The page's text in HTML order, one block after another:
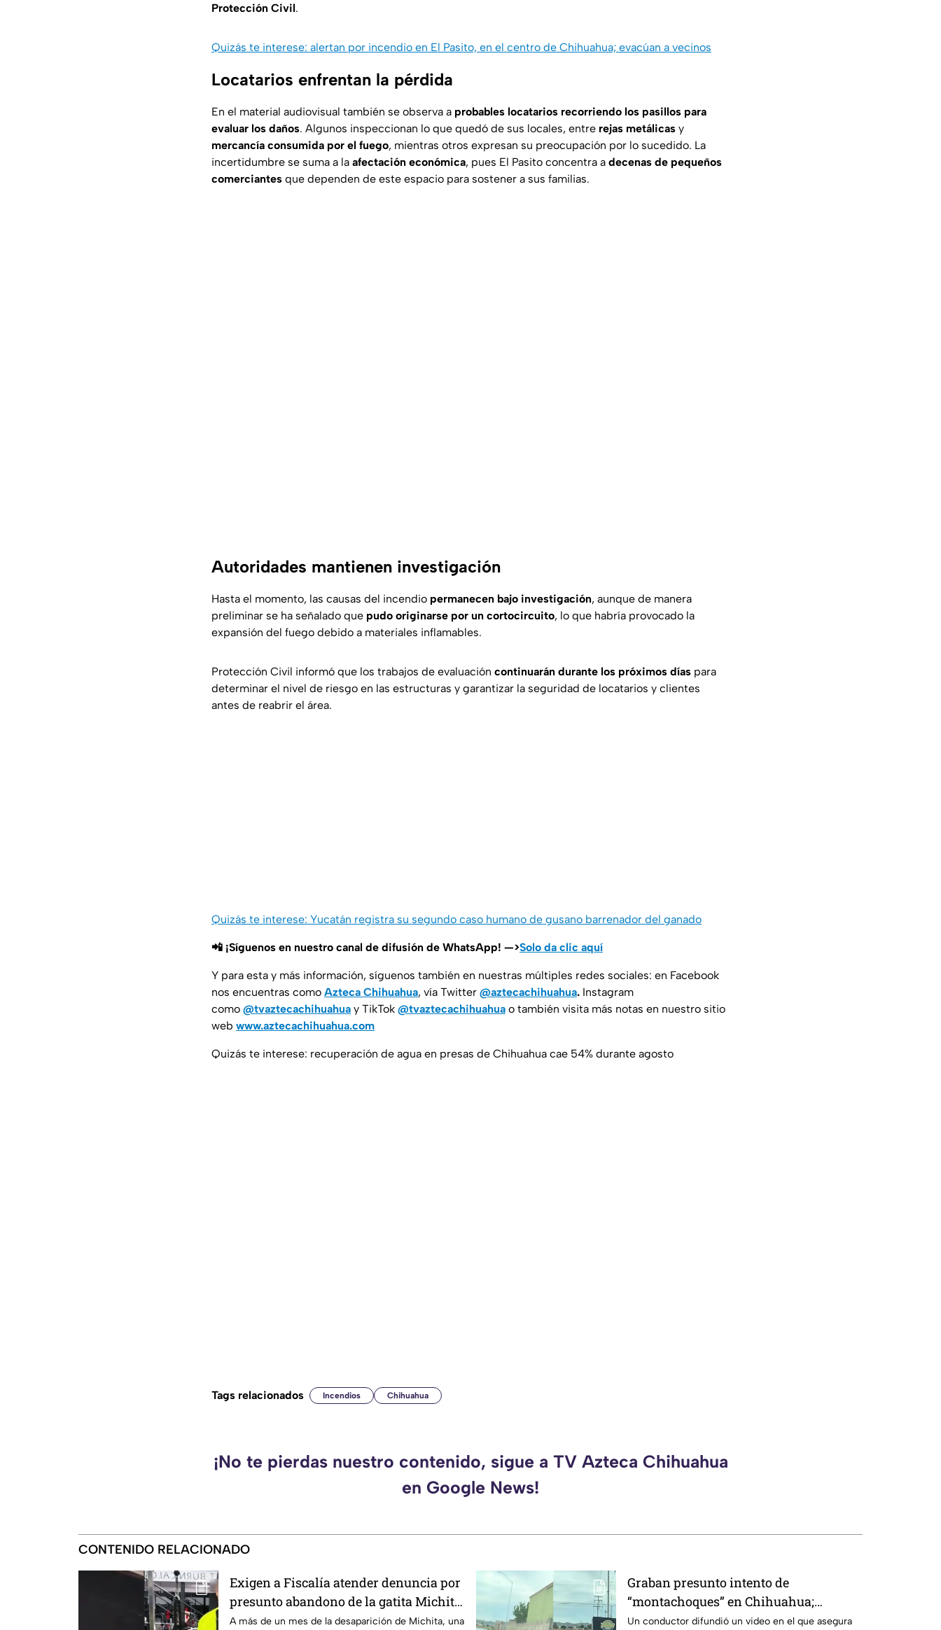
Protección Civil.
Quizás te interese: alertan por incendio en El Pasito, en el centro de Chihuahua; evacúan a vecinos
Locatarios enfrentan la pérdida
En el material audiovisual también se observa a probables locatarios recorriendo los pasillos para
evaluar los daños. Algunos inspeccionan lo que quedó de sus locales, entre rejas metálicas y
mercancía consumida por el fuego, mientras otros expresan su preocupación por lo sucedido. La
incertidumbre se suma a la afectación económica, pues El Pasito concentra a decenas de pequeños
comerciantes que dependen de este espacio para sostener a sus familias.
Autoridades mantienen investigación
Hasta el momento, las causas del incendio permanecen bajo investigación, aunque de manera
preliminar se ha señalado que pudo originarse por un cortocircuito, lo que habría provocado la
expansión del fuego debido a materiales inflamables.
Protección Civil informó que los trabajos de evaluación continuarán durante los próximos días para
determinar el nivel de riesgo en las estructuras y garantizar la seguridad de locatarios y clientes
antes de reabrir el área.
Quizás te interese: Yucatán registra su segundo caso humano de gusano barrenador del ganado
📲 ¡Síguenos en nuestro canal de difusión de WhatsApp! —>Solo da clic aquí
Y para esta y más información, síguenos también en nuestras múltiples redes sociales: en Facebook
nos encuentras como Azteca Chihuahua, vía Twitter @aztecachihuahua. Instagram
como @tvaztecachihuahua y TikTok @tvaztecachihuahua o también visita más notas en nuestro sitio
web www.aztecachihuahua.com
Quizás te interese: recuperación de agua en presas de Chihuahua cae 54% durante agosto
Tags relacionados Incendios Chihuahua
¡No te pierdas nuestro contenido, sigue a TV Azteca Chihuahua
en Google News!
CONTENIDO RELACIONADO
Exigen a Fiscalía atender denuncia por
presunto abandono de la gatita Michita
en Chihuahua
A más de un mes de la desaparición de Michita, una
Graban presunto intento de
“montachoques” en Chihuahua;
conductor confronta a otro
Un conductor difundió un video en el que asegura